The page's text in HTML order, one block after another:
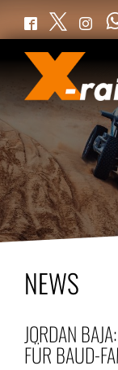
NEWS
JORDAN
FÜR BAUD-
Facebook
Twitter